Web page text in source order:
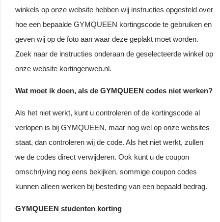
winkels op onze website hebben wij instructies opgesteld over
hoe een bepaalde GYMQUEEN kortingscode te gebruiken en
geven wij op de foto aan waar deze geplakt moet worden.
Zoek naar de instructies onderaan de geselecteerde winkel op
onze website kortingenweb.nl.
Wat moet ik doen, als de GYMQUEEN codes niet werken?
Als het niet werkt, kunt u controleren of de kortingscode al
verlopen is bij GYMQUEEN, maar nog wel op onze websites
staat, dan controleren wij de code. Als het niet werkt, zullen
we de codes direct verwijderen. Ook kunt u de coupon
omschrijving nog eens bekijken, sommige coupon codes
kunnen alleen werken bij besteding van een bepaald bedrag.
GYMQUEEN studenten korting